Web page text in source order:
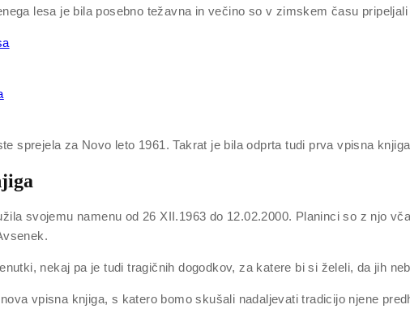
lesa je bila posebno težavna in večino so v zimskem času
sprejela za Novo leto 1961. Takrat je bila odprta tudi prva vpisna
svojemu namenu od 26 XII.1963 do 12.02.2000. Planinci so z njo
nekaj pa je tudi tragičnih dogodkov, za katere bi si želeli, da jih
vpisna knjiga, s katero bomo skušali nadaljevati tradicijo njene